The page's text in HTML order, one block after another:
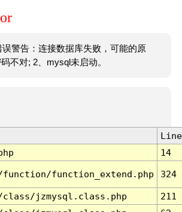
误警告：连接数据库失败，可能的原
不对; 2、mysql未启动。
Line
14
function/function_extend.php 324
class/jzmysql.class.php
211